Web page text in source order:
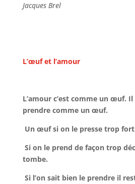
Jacques Brel
L’œuf et l’amour
L’amour c’est comme un œuf.
prendre comme un œuf.
Un œuf si on le presse trop fort
Si on le prend de façon trop
tombe.
Si l’on sait bien le prendre il